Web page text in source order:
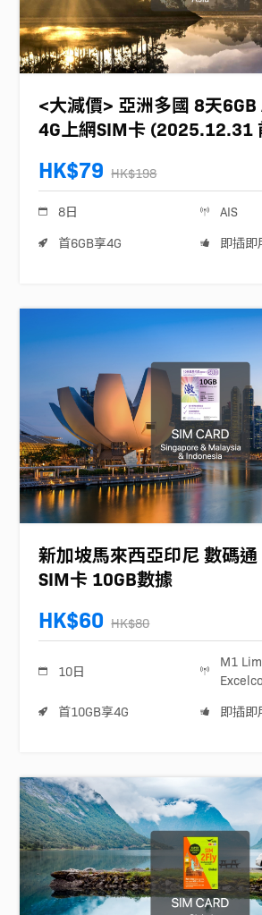
<大減價> 亞洲多國 8天6GB
4G上網SIM卡 (2025.12.31
HK$198
HK$79
8日
AIS
首6GB享4G
即插即
新加坡馬來西亞印尼 數碼
SIM卡 10GB數據
HK$80
HK$60
10日
M1
首10GB享4G
即插即